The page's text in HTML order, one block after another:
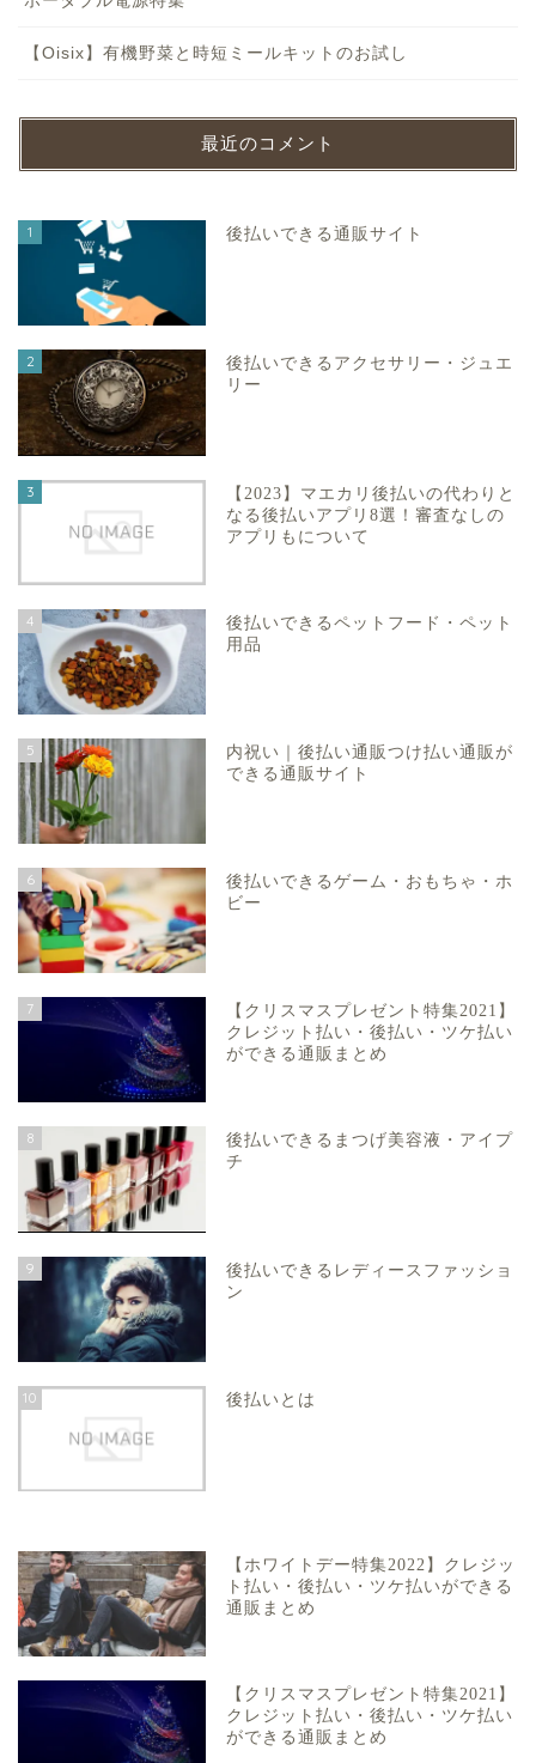
【Oisix】有機野菜と時短ミールキットのお試し
最近のコメント
1 後払いできる通販サイト
2
後払いできるアクセサリー・ジュエ
リー
3
【2023】マエカリ後払いの代わりと
なる後払いアプリ8選！審査なしの
アプリもについて
4
後払いできるペットフード・ペット
用品
5
内祝い｜後払い通販つけ払い通販が
できる通販サイト
6
後払いできるゲーム・おもちゃ・ホ
ビー
7
【クリスマスプレゼント特集2021】
クレジット払い・後払い・ツケ払い
ができる通販まとめ
8
後払いできるまつげ美容液・アイプ
チ
9
後払いできるレディースファッショ
ン
10 後払いとは
【ホワイトデー特集2022】クレジッ
ト払い・後払い・ツケ払いができる
通販まとめ
【クリスマスプレゼント特集2021】
クレジット払い・後払い・ツケ払い
ができる通販まとめ